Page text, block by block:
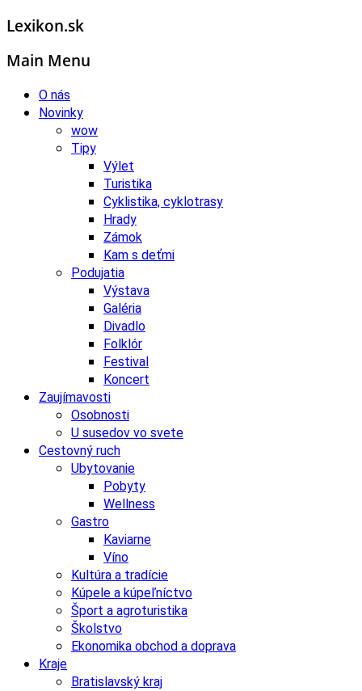
Lexikon.sk
Main Menu
O nás
Novinky
wow
Tipy
Výlet
Turistika
Cyklistika, cyklotrasy
Hrady
Zámok
Kam s deťmi
Podujatia
Výstava
Galéria
Divadlo
Folklór
Festival
Koncert
Zaujímavosti
Osobnosti
U susedov vo svete
Cestovný ruch
Ubytovanie
Pobyty
Wellness
Gastro
Kaviarne
Víno
Kultúra a tradície
Kúpele a kúpeľníctvo
Šport a agroturistika
Školstvo
Ekonomika obchod a doprava
Kraje
Bratislavský kraj